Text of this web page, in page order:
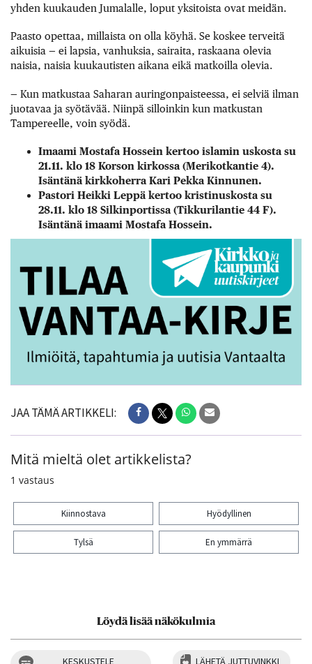
yhden kuukauden Jumalalle, loput yksitoista ovat meidän.
Paasto opettaa, millaista on olla köyhä. Se koskee terveitä
aikuisia — ei lapsia, vanhuksia, sairaita, raskaana olevia
naisia, naisia kuukautisten aikana eikä matkoilla olevia.
— Kun matkustaa Saharan auringonpaisteessa, ei selviä ilman
juotavaa ja syötävää. Niinpä silloinkin kun matkustan
Tampereelle, voin syödä.
Imaami Mostafa Hossein kertoo islamin uskosta su
21.11. klo 18 Korson kirkossa (Merikotkantie 4).
Isäntänä kirkkoherra Kari Pekka Kinnunen.
Pastori Heikki Leppä kertoo kristinuskosta su
28.11. klo 18 Silkinportissa (Tikkurilantie 44 F).
Isäntänä imaami Mostafa Hossein.
JAA TÄMÄ ARTIKKELI:
Mitä mieltä olet artikkelista?
1 vastaus
Kiinnostava Hyödyllinen
Tylsä En ymmärrä
Löydä lisää näkökulmia
KESKUSTELE
LÄHETÄ JUTTUVINKKI